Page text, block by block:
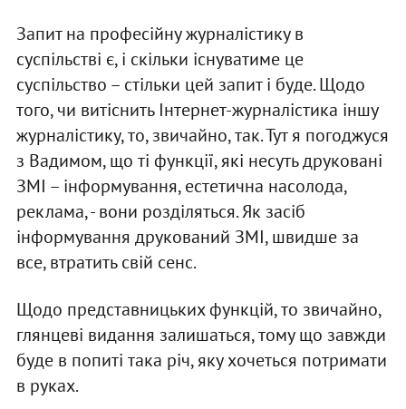
Запит на професійну журналістику в
суспільстві є, і скільки існуватиме це
суспільство – стільки цей запит і буде. Щодо
того, чи витіснить Інтернет-журналістика іншу
журналістику, то, звичайно, так. Тут я погоджуся
з Вадимом, що ті функції, які несуть друковані
ЗМІ – інформування, естетична насолода,
реклама, - вони розділяться. Як засіб
інформування друкований ЗМІ, швидше за
все, втратить свій сенс.
Щодо представницьких функцій, то звичайно,
глянцеві видання залишаться, тому що завжди
буде в попиті така річ, яку хочеться потримати
в руках.